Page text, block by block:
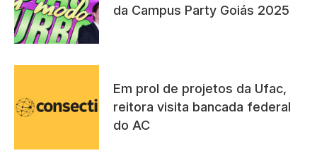
da Campus Party Goiás 2025
Em prol de projetos da Ufac,
reitora visita bancada federal
do AC